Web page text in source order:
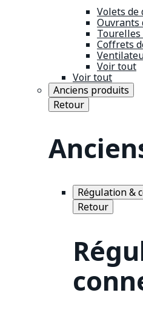
Volets de
Ouvrants
Tourelles
Coffrets
Voir tout
Voir tout
Anciens produits
Retour
Régulation &
Retour